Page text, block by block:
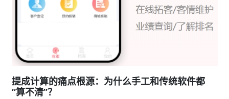
提成计算的痛点根源：为什么手工和传统软件都
“算不清”？